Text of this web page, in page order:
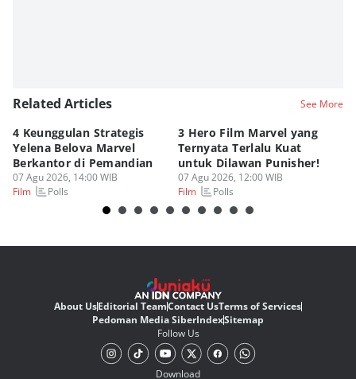
Related Articles See More
4 Keunggulan Strategis
Yelena Belova Marvel
Berkantor di Pemandian
07 Agu 2026, 14:00 WIB
Film
Polls
3 Hero Film Marvel yang
Ternyata Terlalu Kuat
untuk Dilawan Punisher!
07 Agu 2026, 12:00 WIB
Film
Polls
About UsEditorial TeamContact UsTerms of Services
Pedoman Media SiberIndexSitemap
Follow Us
Download